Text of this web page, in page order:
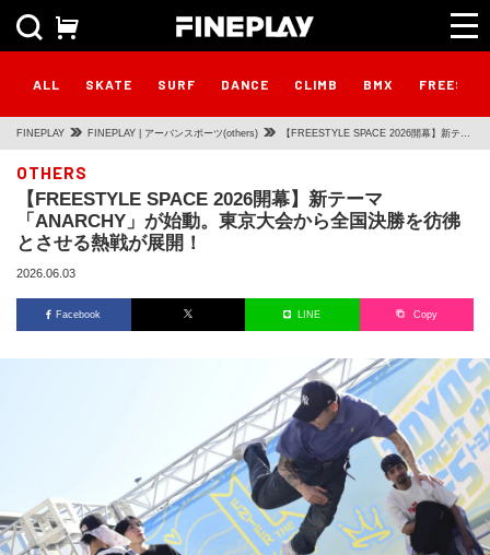
ALL SKATE SURF DANCE CLIMB BMX
FINEPLAY FINEPLAY | アーバンスポーツ(others) 【FREESTYLE SPACE 2026開幕】新テー
国決勝を彷彿とさせる熱戦が展開！
OTHERS
【FREESTYLE SPACE 2026開幕】新テーマ
「ANARCHY」が始動。東京大会から全国決勝を彷彿
とさせる熱戦が展開！
2026.06.03
Facebook LINE Copy